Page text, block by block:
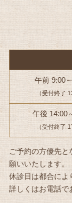
午前 9:00
（受付終了
午後 14:00
（受付終了
ご予約の方優先
願いいたします。
休診日は都合によ
詳しくはお電話で